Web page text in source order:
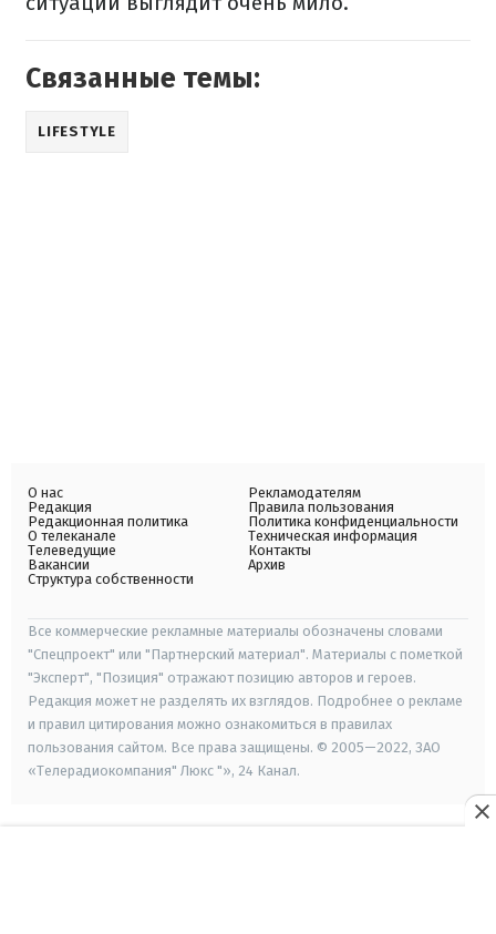
Связанные темы:
LIFESTYLE
О нас
Редакция
Редакционная политика
О телеканале
Телеведущие
Вакансии
Структура собственности
Рекламодателям
Правила пользования
Политика конфиденциальности
Техническая информация
Контакты
Архив
Все коммерческие рекламные материалы обозначены словами
"Спецпроект" или "Партнерский материал". Материалы с пометкой
"Эксперт", "Позиция" отражают позицию авторов и героев.
Редакция может не разделять их взглядов. Подробнее о рекламе
и правил цитирования можно ознакомиться в правилах
пользования сайтом. Все права защищены. © 2005—2022, ЗАО
«Телерадиокомпания" Люкс "», 24 Канал.